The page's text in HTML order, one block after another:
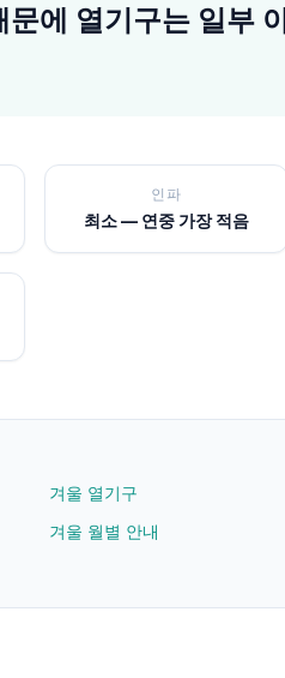
에 열기구는 일부
인파
최소 — 연중 가장 적음
겨울 열기구
겨울 월별 안내